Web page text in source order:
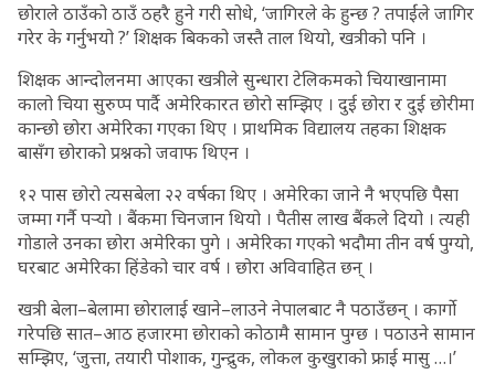
छोराले ठाउँको ठाउँ ठहरै हुने गरी सोधे, ‘जागिरले के हुन्छ ? तपाईंले जागिर
गरेर के गर्नुभयो ?’ शिक्षक बिकको जस्तै ताल थियो, खत्रीको पनि ।
शिक्षक आन्दोलनमा आएका खत्रीले सुन्धारा टेलिकमको चियाखानामा
कालो चिया सुरुप्प पार्दै अमेरिकारत छोरो सम्झिए । दुई छोरा र दुई छोरीमा
कान्छो छोरा अमेरिका गएका थिए । प्राथमिक विद्यालय तहका शिक्षक
बासँग छोराको प्रश्नको जवाफ थिएन ।
१२ पास छोरो त्यसबेला २२ वर्षका थिए । अमेरिका जाने नै भएपछि पैसा
जम्मा गर्नै पर्‍यो । बैंकमा चिनजान थियो । पैतीस लाख बैंकले दियो । त्यही
गोडाले उनका छोरा अमेरिका पुगे । अमेरिका गएको भदौमा तीन वर्ष पुग्यो,
घरबाट अमेरिका हिंडेको चार वर्ष । छोरा अविवाहित छन् ।
खत्री बेला–बेलामा छोरालाई खाने–लाउने नेपालबाट नै पठाउँछन् । कार्गो
गरेपछि सात–आठ हजारमा छोराको कोठामै सामान पुग्छ । पठाउने सामान
सम्झिए, ‘जुत्ता, तयारी पोशाक, गुन्द्रुक, लोकल कुखुराको फ्राई मासु …।’